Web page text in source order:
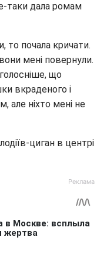
таки дала ромам
то почала кричати.
мені повернули.
що
вкраденого і
але ніхто мені не
циган в центрі